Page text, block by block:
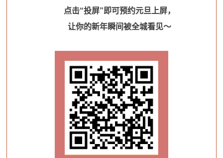
点击“投屏”即可预约元旦上屏，
让你的新年瞬间被全城看见～